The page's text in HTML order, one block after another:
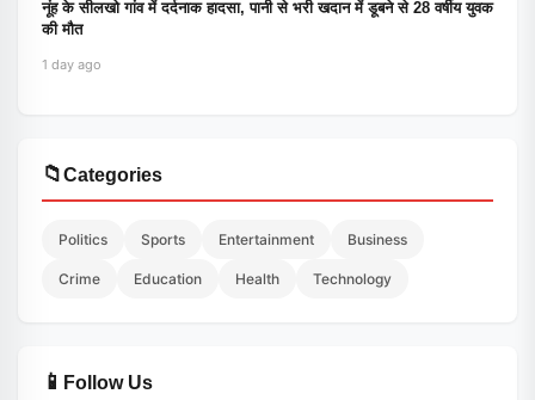
नूंह के सीलखो गांव में दर्दनाक हादसा, पानी से भरी खदान में डूबने से 28 वर्षीय युवक
की मौत
1 day ago
📁Categories
Politics Sports Entertainment Business
Crime Education Health Technology
📱 Follow Us